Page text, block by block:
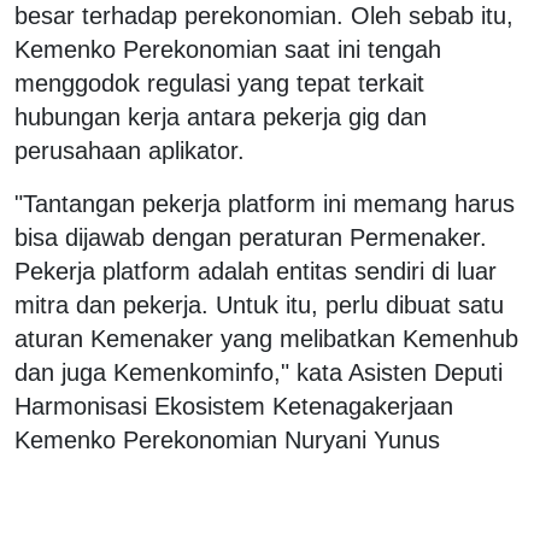
besar terhadap perekonomian. Oleh sebab itu,
Kemenko Perekonomian saat ini tengah
menggodok regulasi yang tepat terkait
hubungan kerja antara pekerja gig dan
perusahaan aplikator.
"Tantangan pekerja platform ini memang harus
bisa dijawab dengan peraturan Permenaker.
Pekerja platform adalah entitas sendiri di luar
mitra dan pekerja. Untuk itu, perlu dibuat satu
aturan Kemenaker yang melibatkan Kemenhub
dan juga Kemenkominfo," kata Asisten Deputi
Harmonisasi Ekosistem Ketenagakerjaan
Kemenko Perekonomian Nuryani Yunus